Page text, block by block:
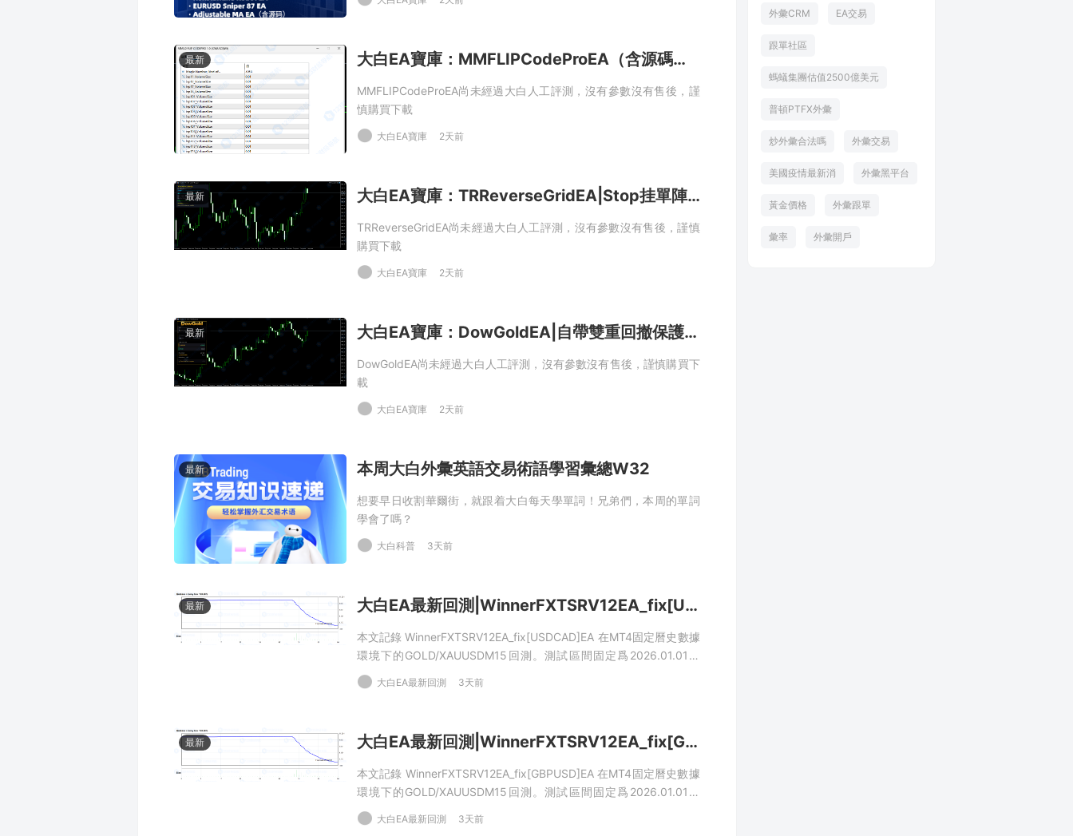
最新 大白EA寶庫：MMFLIPCodeProEA（含源碼）|多品種價格行爲策略，矩陣式分層倉位管理，可單獨開關子策略MT5EA
MMFLIPCodeProEA尚未經過大白人工評測，沒有參數沒有售後，謹
慎購買下載
大白EA寶庫 2天前
最新 大白EA寶庫：TRReverseGridEA|Stop挂單陣列+動态網格擴展策略邏輯MT5EA
TRReverseGridEA尚未經過大白人工評測，沒有參數沒有售後，謹慎
購買下載
大白EA寶庫 2天前
最新 大白EA寶庫：DowGoldEA|自帶雙重回撤保護，XAUUSD+US30雙資産M1高頻策略MT5EA
DowGoldEA尚未經過大白人工評測，沒有參數沒有售後，謹慎購買下
載
大白EA寶庫 2天前
最新 本周大白外彙英語交易術語學習彙總W32
想要早日收割華爾街，就跟着大白每天學單詞！兄弟們，本周的單詞
學會了嗎？
大白科普 3天前
最新 大白EA最新回測|WinnerFXTSRV12EA_fix[USDCAD]EA2026年回測虧損9,449.18USD，勝率57.35%
本文記錄 WinnerFXTSRV12EA_fix[USDCAD]EA 在MT4固定曆史數據
環境下的GOLD/XAUUSDM15回測。測試區間固定爲2026.01.01到
2026.06.01，初始資金10000USD，杠杆100，點差50，模型爲
Everytick，不啓用優化。本次樣本産生明确交易，但淨利潤
大白EA最新回測 3天前
最新 大白EA最新回測|WinnerFXTSRV12EA_fix[GBPUSD]EA2026年回測虧損9,449.18USD，勝率57.35%
本文記錄 WinnerFXTSRV12EA_fix[GBPUSD]EA 在MT4固定曆史數據
環境下的GOLD/XAUUSDM15回測。測試區間固定爲2026.01.01到
2026.06.01，初始資金10000USD，杠杆100，點差50，模型爲
Everytick，不啓用優化。本次樣本産生明确交易，但淨利潤
大白EA最新回測 3天前
外彙CRM EA交易
跟單社區
螞蟻集團估值2500億美元
普頓PTFX外彙
炒外彙合法嗎 外彙交易
美國疫情最新消 外彙黑平台
黃金價格 外彙跟單
彙率 外彙開戶